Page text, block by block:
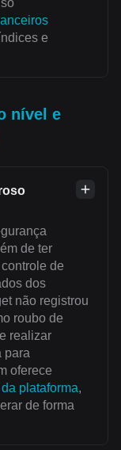
e
nível e
de ter
de
dos
não registrou
roubo de
realizar
para
oferece
plataforma,
de forma